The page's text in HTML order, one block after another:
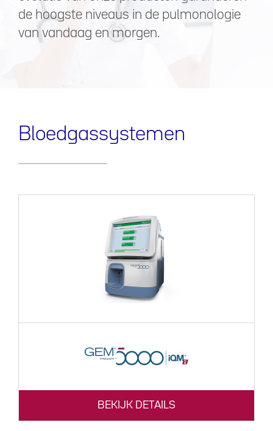
de hoogste niveaus in de pulmonologie
van vandaag en morgen.
Bloedgassystemen
BEKIJK DETAILS